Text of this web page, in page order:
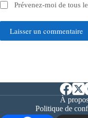
Prévenez-moi de tous
Laisser un commentaire
À
Politique de